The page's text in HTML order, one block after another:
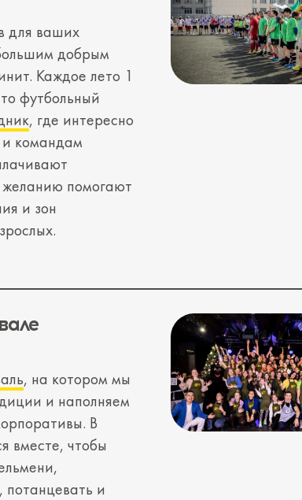
для ваших
добрым
Каждое лето 1
футбольный
, где интересно
и командам
помогают
и зон
, на котором мы
и наполняем
В
вместе, чтобы
потанцевать и